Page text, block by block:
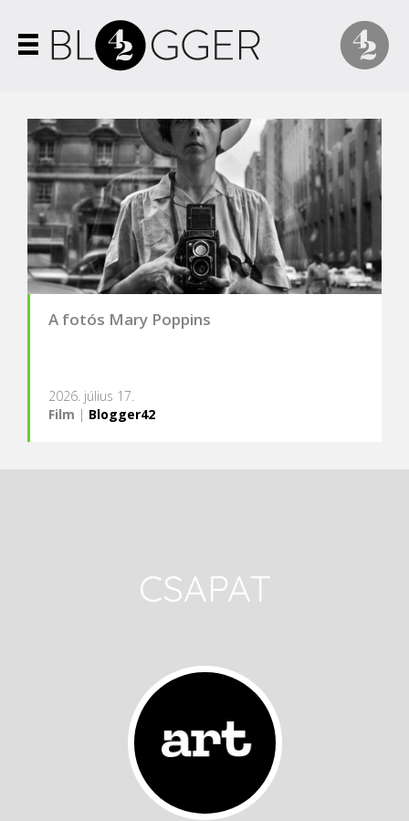
A fotós Mary Poppins
2026. július 17.
Film | Blogger42
CSAPAT